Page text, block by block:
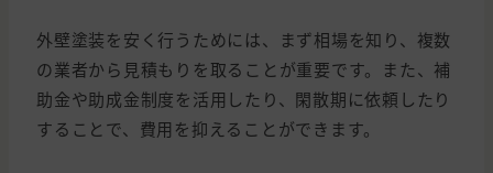
外壁塗装を安く行うためには、まず相場を知り、複数
の業者から見積もりを取ることが重要です。また、補
助金や助成金制度を活用したり、閑散期に依頼したり
することで、費用を抑えることができます。